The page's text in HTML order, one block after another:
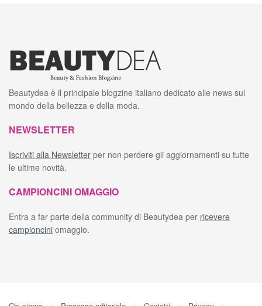
Beautydea è il principale blogzine italiano dedicato alle news sul
mondo della bellezza e della moda.
NEWSLETTER
Iscriviti alla Newsletter per non perdere gli aggiornamenti su tutte
le ultime novità.
CAMPIONCINI OMAGGIO
Entra a far parte della community di Beautydea per ricevere
campioncini omaggio.